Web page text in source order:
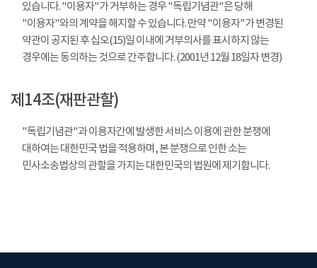
있습니다. "이용자"가 거부하는 경우 "독립기념관"은 당해
"이용자"와의 계약을 해지할 수 있습니다. 만약 "이용자"가 변경된
약관이 공지된 후 십오(15)일 이내에 거부의사를 표시하지 않는
경우에는 동의하는 것으로 간주합니다. (2001년 12월 18일자 변경)
제14조(재판관할)
"독립기념관"과 이용자간에 발생한 서비스 이용에 관한 분쟁에
대하여는 대한민국 법을 적용하며, 본 분쟁으로 인한 소는
민사소송법상의 관할을 가지는 대한민국의 법원에 제기합니다.